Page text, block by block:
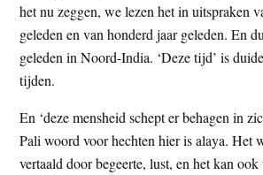
het nu zeggen, we lezen het in uitspraken
geleden en van honderd jaar geleden. En
geleden in Noord-India. ‘Deze tijd’ is
tijden.
En ‘deze mensheid schept er behagen in
Pali woord voor hechten hier is alaya. Het
vertaald door begeerte, lust, en het kan